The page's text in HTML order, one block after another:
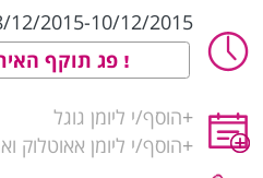
8/12/2015-10/12/2015 בשעה
פג תוקף
+הוסף/י ליומן גוגל
+הוסף/י ליומן אאוטלוק